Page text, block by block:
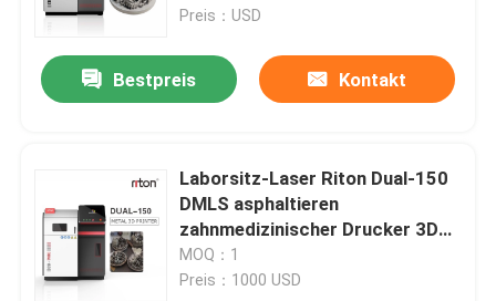
Preis：USD
Bestpreis Kontakt
Laborsitz-Laser Riton Dual-150
DMLS asphaltieren
zahnmedizinischer Drucker 3D
650 Kilogramm
MOQ：1
Preis：1000 USD